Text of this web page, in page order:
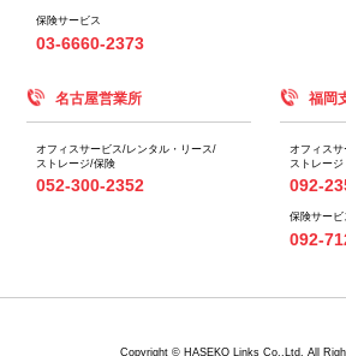
保険サービス
03-6660-2373
名古屋営業所
オフィスサービス/レンタル・リース/
ストレージ/保険
052-300-2352
福岡
オフィスサ
ストレージ
092-
保険サービ
092-
Copyright © HASEKO Links Co.,Ltd. All